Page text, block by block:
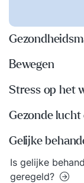
Bewegen
Stress op het
Gezonde
Gelijke
Is gelijke
geregeld?